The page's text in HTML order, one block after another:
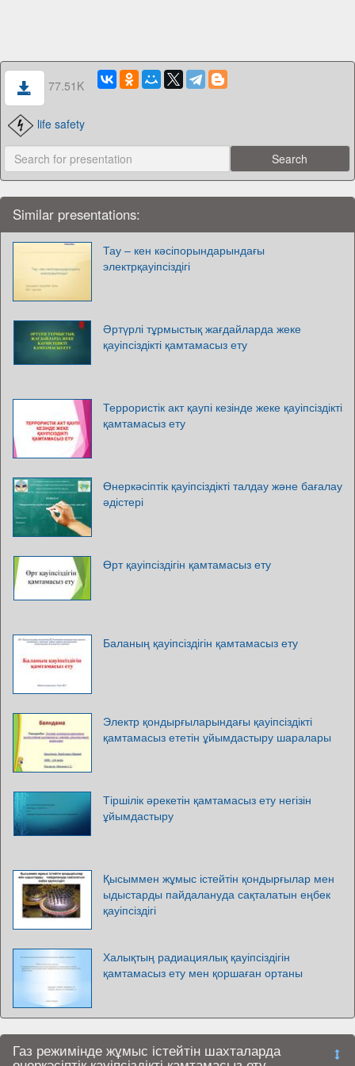
77.51K
life safety
Similar presentations:
Тау – кен кәсіпорындарындағы
электрқауіпсіздігі
Әртүрлі тұрмыстық жағдайларда жеке
қауіпсіздікті қамтамасыз ету
Террористік акт қаупі кезінде жеке қауіпсіздікті
қамтамасыз ету
Өнеркәсіптік қауіпсіздікті талдау және бағалау
әдістері
Өрт қауіпсіздігін қамтамасыз ету
Баланың қауіпсіздігін қамтамасыз ету
Электр қондырғыларындағы қауіпсіздікті
қамтамасыз ететін ұйымдастыру шаралары
Тіршілік әрекетін қамтамасыз ету негізін
ұйымдастыру
Қысыммен жұмыс істейтін қондырғылар мен
ыдыстарды пайдалануда сақталатын еңбек
қауіпсіздігі
Халықтың радиациялық қауіпсіздігін
қамтамасыз ету мен қоршаған ортаны
Газ режимінде жұмыс істейтін шахталарда